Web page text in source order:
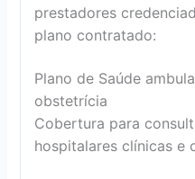
prestadores
plano contratado:
Plano de Saúde
obstetrícia
Cobertura para
hospitalares clínicas e